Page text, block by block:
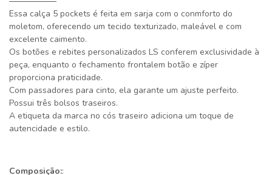
Essa calça 5 pockets é feita em sarja com o conmforto do
moletom, oferecendo um tecido texturizado, maleável e com
excelente caimento.
Os botões e rebites personalizados LS conferem exclusividade à
peça, enquanto o fechamento frontalem botão e zíper
proporciona praticidade.
Com passadores para cinto, ela garante um ajuste perfeito.
Possui três bolsos traseiros.
A etiqueta da marca no cós traseiro adiciona um toque de
autencidade e estilo.
Composição::